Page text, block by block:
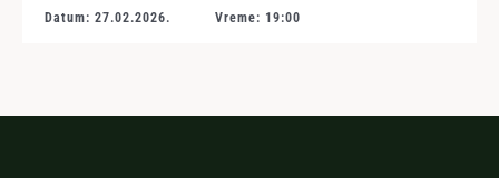
Datum: 27.02.2026. Vreme: 19:00